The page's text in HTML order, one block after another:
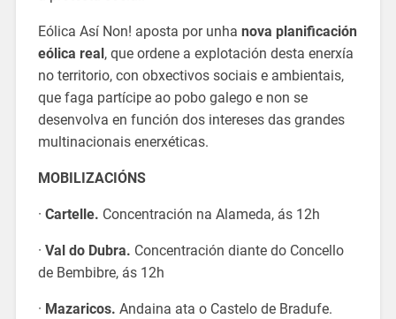
Eólica Así Non! aposta por unha nova planificación
eólica real , que ordene a explotación desta enerxía
no territorio, con obxectivos sociais e ambientais,
que faga partícipe ao pobo galego e non se
desenvolva en función dos intereses das grandes
multinacionais enerxéticas.
MOBILIZACIÓNS
· Cartelle. Concentración na Alameda, ás 12h
· Val do Dubra. Concentración diante do Concello
de Bembibre, ás 12h
· Mazaricos. Andaina ata o Castelo de Bradufe.